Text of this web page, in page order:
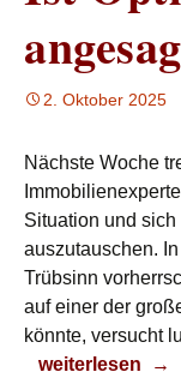
2. Oktober 2025
Nächste Woche
Situation und
auszutauschen.
Trübsinn
auf einer der
könnte, versucht
Ist Optimismus
weiterlesen →